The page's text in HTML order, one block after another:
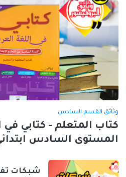
وثائق القسم السادس
كتاب المتعلم - كتابي في
المستوى السادس ابتدائي -
شبكات